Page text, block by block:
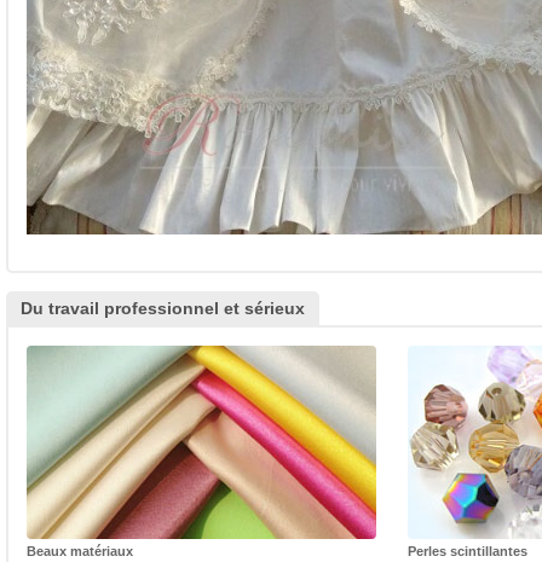
Du travail professionnel et sérieux
Beaux matériaux
Perles scintillantes